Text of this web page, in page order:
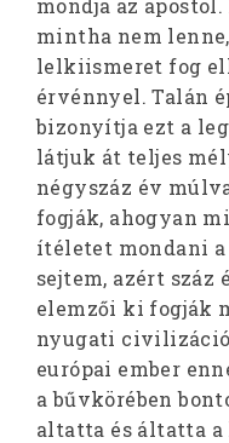
mintha nem
lelkiismeret fog
érvénnyel. Talán
bizonyítja ezt a
látjuk át teljes
négyszáz év
fogják, ahogyan
ítéletet mondani
sejtem, azért
elemzői ki fogják
nyugati
európai ember
a bűvkörében
altatta és áltatta